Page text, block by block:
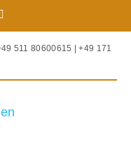
511 80600615 | +49 171